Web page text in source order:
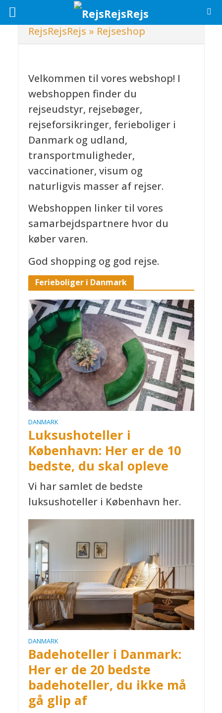
RejsRejsRejs » Rejseshop
Velkommen til vores webshop! I
webshoppen finder du
rejseudstyr, rejsebøger,
rejseforsikringer, ferieboliger i
Danmark og udland,
transportmuligheder,
vaccinationer, visum og
naturligvis masser af rejser.
Webshoppen linker til vores
samarbejdspartnere hvor du
køber varen.
God shopping og god rejse.
Ferieboliger i Danmark
DANMARK
Luksushoteller i
København: Her er de 10
bedste, du skal opleve
Vi har samlet de bedste
luksushoteller i København her.
DANMARK
Badehoteller i Danmark:
Her er de 20 bedste
badehoteller, du ikke må
gå glip af